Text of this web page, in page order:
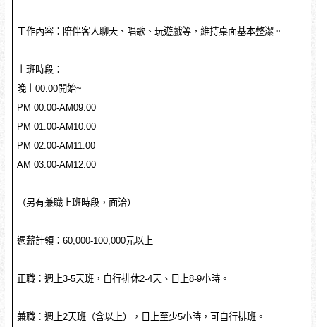
工作內容：陪伴客人聊天、唱歌、玩遊戲等，維持桌面基本整潔。
上班時段：
晚上00:00開始~
PM 00:00-AM09:00
PM 01:00-AM10:00
PM 02:00-AM11:00
AM 03:00-AM12:00
（另有兼職上班時段，面洽）
週薪計領：60,000-100,000元以上
正職：週上3-5天班，自行排休2-4天、日上8-9小時。
兼職：週上2天班（含以上），日上至少5小時，可自行排班。